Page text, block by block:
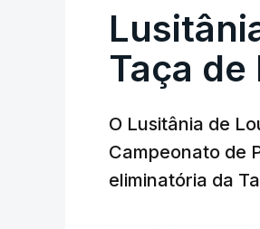
Taça
O Lusitânia de
Campeonato de
eliminatória da